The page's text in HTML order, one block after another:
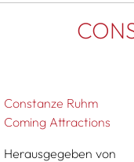
Constanze Ruhm
Coming Attractions
Herausgegeben von